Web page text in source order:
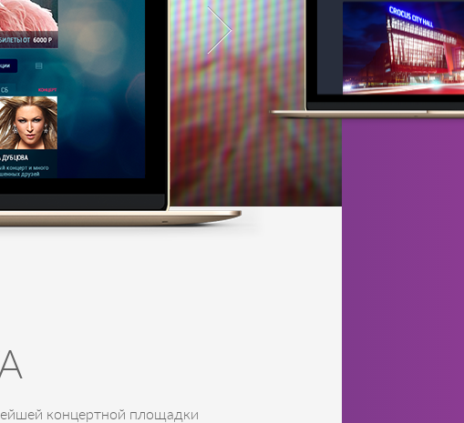
концертной площадки